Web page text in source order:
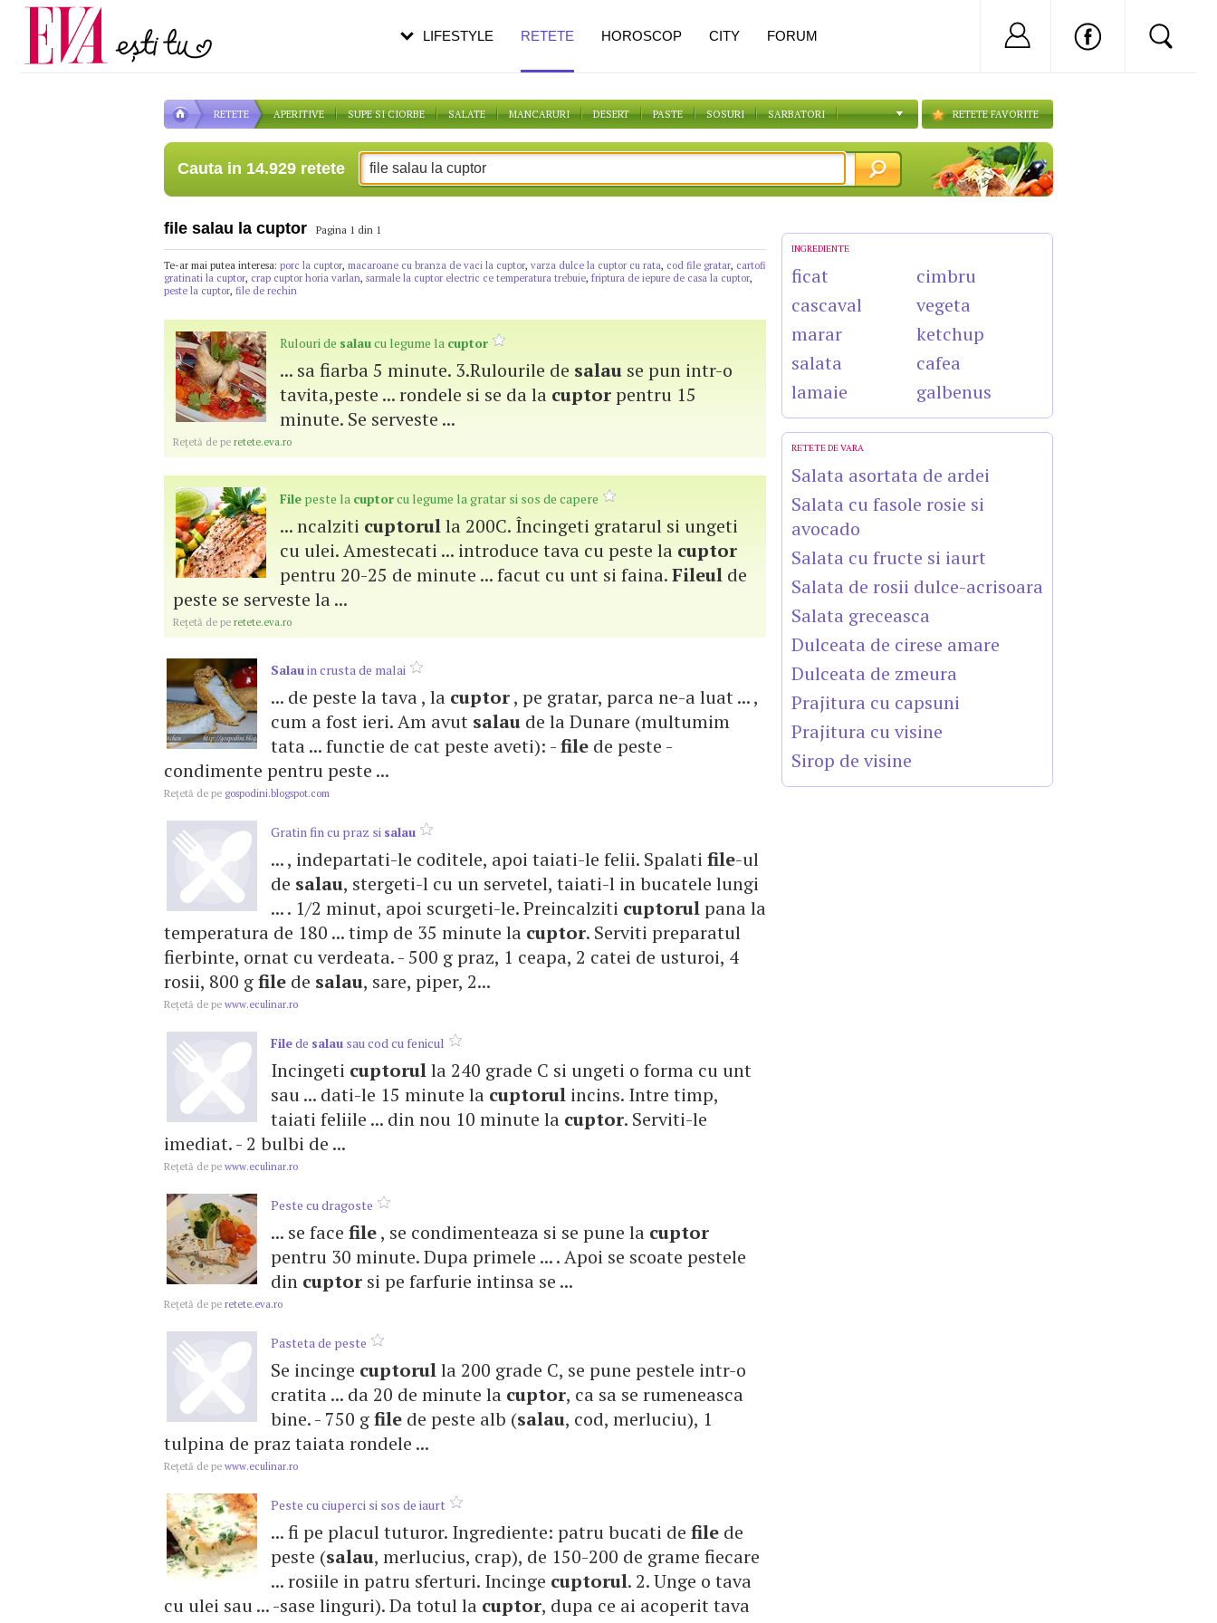
RETETE APERITIVE SUPE SI CIORBE SALATE MANCARURI DESERT PASTE SOSURI SARBATORI RETETE FAVORITE
Cauta in 14.929 retete
file salau la cuptor Pagina 1 din 1
Te-ar mai putea interesa: porc la cuptor, macaroane cu branza de vaci la cuptor, varza dulce la cuptor cu rata, cod file gratar, cartofi
gratinati la cuptor, crap cuptor horia varlan, sarmale la cuptor electric ce temperatura trebuie, friptura de iepure de casa la cuptor,
peste la cuptor, file de rechin
Rulouri de salaucu legume la cuptor
... sa fiarba 5 minute. 3.Rulourile de salau se pun intr-o
tavita,peste ... rondele si se da la cuptorpentru 15
minute. Se serveste ...
Reţetă de pe retete.eva.ro
File peste la cuptorcu legume la gratar si sos de capere
... ncalziti cuptorulla 200C. Încingeti gratarul si ungeti
cu ulei. Amestecati ... introduce tava cu peste la cuptor
pentru 20-25 de minute ... facut cu unt si faina.Fileul de
peste se serveste la ...
Reţetă de pe retete.eva.ro
Salauin crusta de malai
... de peste la tava , la cuptor, pe gratar, parca ne-a luat ... ,
cum a fost ieri. Am avut salau de la Dunare (multumim
tata ... functie de cat peste aveti): -file de peste -
condimente pentru peste ...
Reţetă de pe gospodini.blogspot.com
Gratin fin cu praz si salau
... , indepartati-le coditele, apoi taiati-le felii. Spalati file-ul
de salau, stergeti-l cu un servetel, taiati-l in bucatele lungi
... . 1/2 minut, apoi scurgeti-le. Preincalziti cuptorulpana la
temperatura de 180 ... timp de 35 minute la cuptor. Serviti preparatul
fierbinte, ornat cu verdeata. - 500 g praz, 1 ceapa, 2 catei de usturoi, 4
rosii, 800 gfile de salau, sare, piper, 2...
Reţetă de pe www.eculinar.ro
Filede salau sau cod cu fenicul
Incingeti cuptorulla 240 grade C si ungeti o forma cu unt
sau ... dati-le 15 minute la cuptorul incins. Intre timp,
taiati feliile ... din nou 10 minute la cuptor. Serviti-le
imediat. - 2 bulbi de ...
Reţetă de pe www.eculinar.ro
Peste cu dragoste
... se face file, se condimenteaza si se pune la cuptor
pentru 30 minute. Dupa primele ... . Apoi se scoate pestele
din cuptor si pe farfurie intinsa se ...
Reţetă de pe retete.eva.ro
Pasteta de peste
Se incinge cuptorulla 200 grade C, se pune pestele intr-o
cratita ... da 20 de minute la cuptor, ca sa se rumeneasca
bine. - 750 gfile de peste alb (salau, cod, merluciu), 1
tulpina de praz taiata rondele ...
Reţetă de pe www.eculinar.ro
Peste cu ciuperci si sos de iaurt
... fi pe placul tuturor. Ingrediente: patru bucati de file de
peste (salau, merlucius, crap), de 150-200 de grame fiecare
... rosiile in patru sferturi. Incinge cuptorul. 2. Unge o tava
cu ulei sau ... -sase linguri). Da totul la cuptor, dupa ce ai acoperit tava
INGREDIENTE
ficat
cascaval
marar
salata
lamaie
cimbru
vegeta
ketchup
cafea
galbenus
RETETE DE VARA
Salata asortata de ardei
Salata cu fasole rosie si
avocado
Salata cu fructe si iaurt
Salata de rosii dulce-acrisoara
Salata greceasca
Dulceata de cirese amare
Dulceata de zmeura
Prajitura cu capsuni
Prajitura cu visine
Sirop de visine
LIFESTYLE RETETE HOROSCOP CITY FORUM Nu ai cont?
Carieră
Actualitate